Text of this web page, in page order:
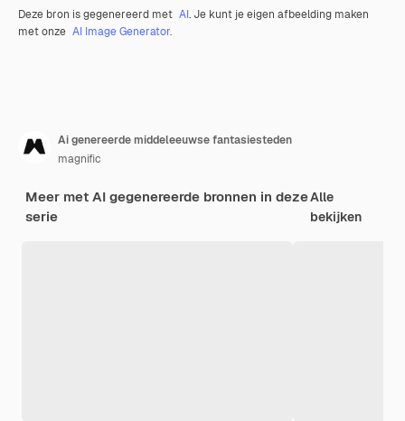
Deze bron is gegenereerd met AI. Je kunt je eigen afbeelding maken
met onze AI Image Generator.
Ai genereerde middeleeuwse fantasiesteden
magnific
Meer met AI gegenereerde bronnen in deze
serie
Alle
bekijken